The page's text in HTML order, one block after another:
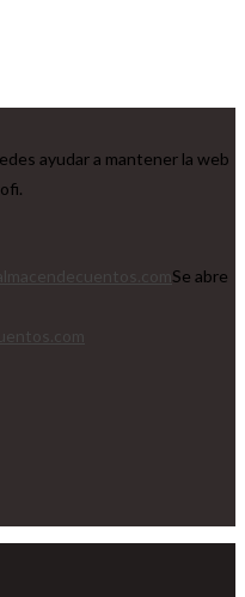
ayudar a mantener la web
Se abre